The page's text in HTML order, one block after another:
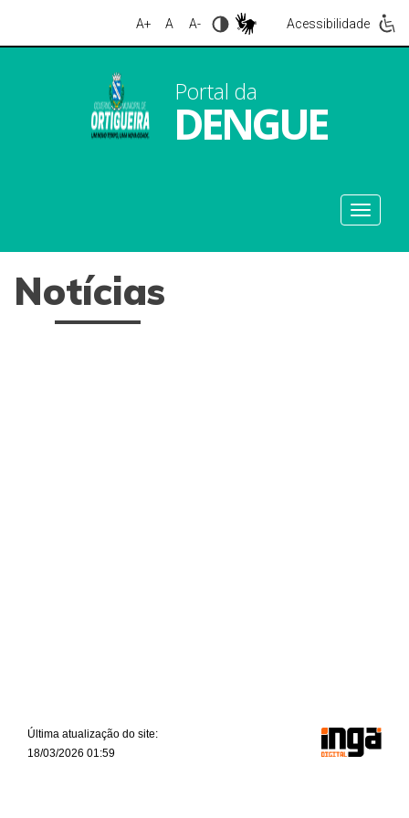
A+ A A- Acessibilidade
Portal da
DENGUE
Notícias
Última atualização do site:
18/03/2026 01:59